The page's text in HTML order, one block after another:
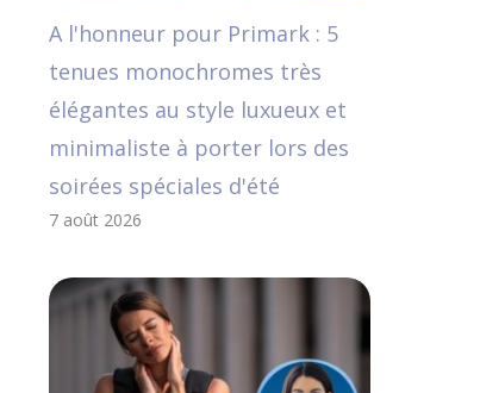
A l'honneur pour Primark : 5
tenues monochromes très
élégantes au style luxueux et
minimaliste à porter lors des
soirées spéciales d'été
7 août 2026